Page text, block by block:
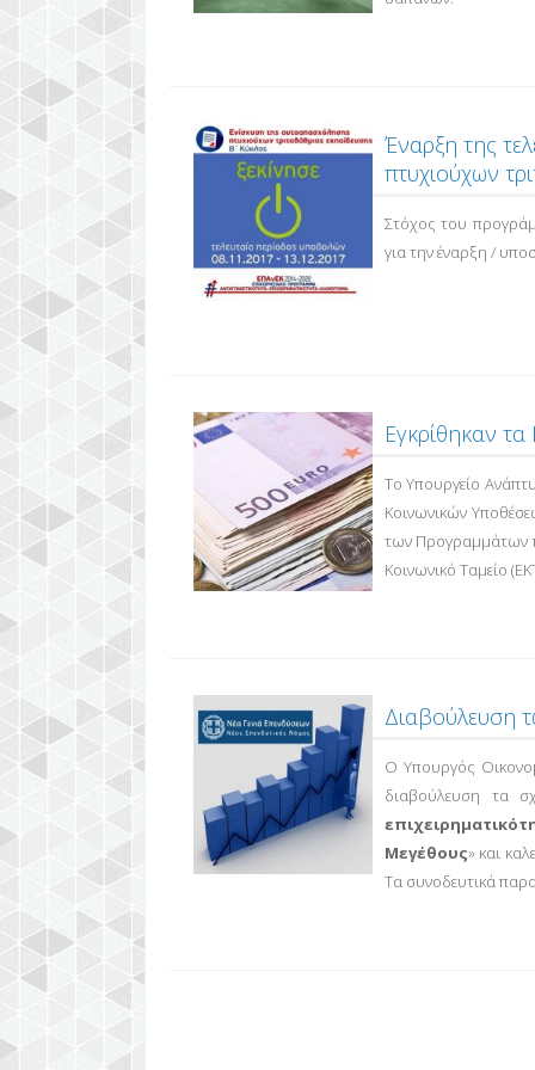
Έναρξη της
πτυχιούχων
Στόχος του
για την έναρξη /
Εγκρίθηκαν
Το Υπουργείο
Κοινωνικών
των Προγραμμάτων
Κοινωνικό Ταμείο
Διαβούλευση
O Υπουργός
διαβούλευση τα
Μεγέθους» και
Τα συνοδευτικά